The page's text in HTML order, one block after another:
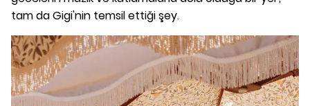
tam da Gigi'nin temsil ettiği şey.